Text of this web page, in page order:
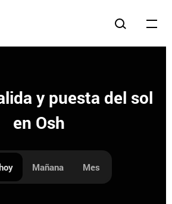
y puesta del sol
en Osh
Mañana Mes